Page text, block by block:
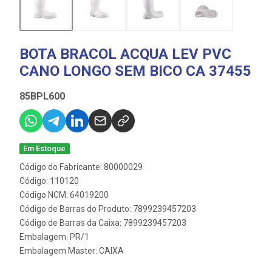
BOTA BRACOL ACQUA LEV PVC
CANO LONGO SEM BICO CA 37455
85BPL600
Em Estoque
Código do Fabricante: 80000029
Código: 110120
Código NCM: 64019200
Código de Barras do Produto: 7899239457203
Código de Barras da Caixa: 7899239457203
Embalagem: PR/1
Embalagem Master: CAIXA